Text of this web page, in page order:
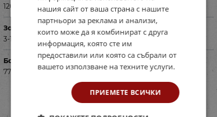
120x39x108
За деца на възраст
3-15г
Баркод (ISBN, UPC, др.)
77RI39232
нашия сайт от ваша страна с нашите
партньори за реклама и анализи,
които може да я комбинират с друга
информация, която сте им
предоставили или която са събрали от
вашето използване на техните услуги.
ПРИЕМЕТЕ ВСИЧКИ